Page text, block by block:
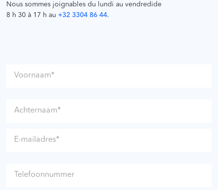
Nous sommes joignables du lundi au vendredide
8 h 30 à 17 h au +32 3304 86 44.